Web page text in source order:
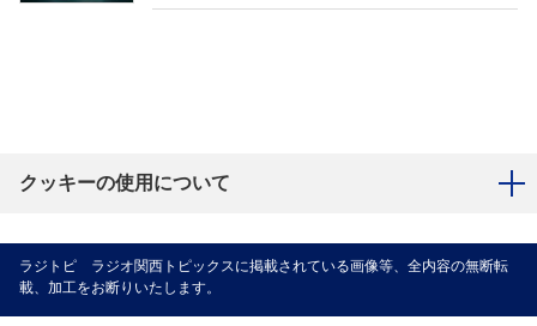
クッキーの使用について
ラジトピ ラジオ関西トピックスに掲載されている画像等、全内容の無断転
載、加工をお断りいたします。